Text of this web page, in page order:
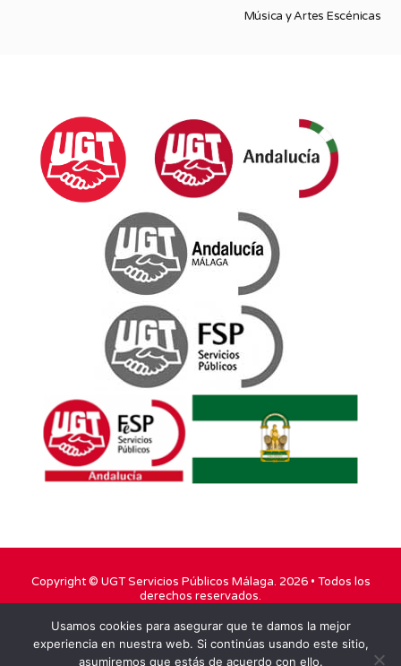
Música y Artes Escénicas
Copyright © UGT Servicios Públicos Málaga. 2026 • Todos los
derechos reservados.
TWITTER FACEBOOK YOUTUBE
Usamos cookies para asegurar que te damos la mejor
experiencia en nuestra web. Si continúas usando este sitio,
asumiremos que estás de acuerdo con ello.